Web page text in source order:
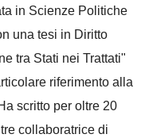
in Scienze Politiche
una tesi in Diritto
tra Stati nei Trattati"
riferimento alla
scritto per oltre 20
collaboratrice di